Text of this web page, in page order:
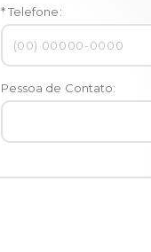
* Telefone:
Pessoa de Contato: